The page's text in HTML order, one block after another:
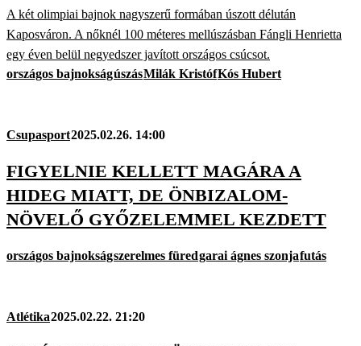
A két olimpiai bajnok nagyszerű formában úszott délután
Kaposváron. A nőknél 100 méteres mellúszásban Fángli Henrietta
egy éven belül negyedszer javított országos csúcsot.
országos bajnokságúszásMilák KristófKós Hubert
Csupasport2025.02.26. 14:00
FIGYELNIE KELLETT MAGÁRA A
HIDEG MIATT, DE ÖNBIZALOM-
NÖVELŐ GYŐZELEMMEL KEZDETT
országos bajnokságszerelmes füredgarai ágnes szonjafutás
Atlétika2025.02.22. 21:20